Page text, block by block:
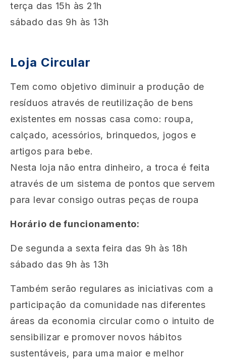
terça das 15h às 21h
sábado das 9h às 13h
Loja Circular
Tem como objetivo diminuir a produção de
resíduos através de reutilização de bens
existentes em nossas casa como: roupa,
calçado, acessórios, brinquedos, jogos e
artigos para bebe.
Nesta loja não entra dinheiro, a troca é feita
através de um sistema de pontos que servem
para levar consigo outras peças de roupa
Horário de funcionamento:
De segunda a sexta feira das 9h às 18h
sábado das 9h às 13h
Também serão regulares as iniciativas com a
participação da comunidade nas diferentes
áreas da economia circular como o intuito de
sensibilizar e promover novos hábitos
sustentáveis, para uma maior e melhor